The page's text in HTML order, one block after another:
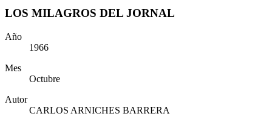
LOS MILAGROS DEL JORNAL
Año
1966
Mes
Octubre
Autor
CARLOS ARNICHES BARRERA